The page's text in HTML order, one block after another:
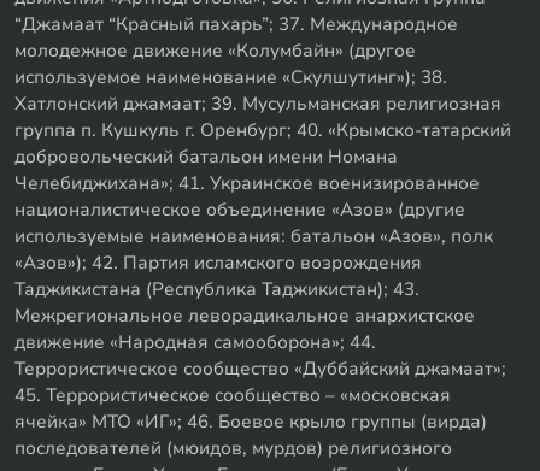
“Джамаат “Красный пахарь”; 37. Международное
молодежное движение «Колумбайн» (другое
используемое наименование «Скулшутинг»); 38.
Хатлонский джамаат; 39. Мусульманская религиозная
группа п. Кушкуль г. Оренбург; 40. «Крымско-татарский
добровольческий батальон имени Номана
Челебиджихана»; 41. Украинское военизированное
националистическое объединение «Азов» (другие
используемые наименования: батальон «Азов», полк
«Азов»); 42. Партия исламского возрождения
Таджикистана (Республика Таджикистан); 43.
Межрегиональное леворадикальное анархистское
движение «Народная самооборона»; 44.
Террористическое сообщество «Дуббайский джамаат»;
45. Террористическое сообщество – «московская
ячейка» МТО «ИГ»; 46. Боевое крыло группы (вирда)
последователей (мюидов, мурдов) религиозного